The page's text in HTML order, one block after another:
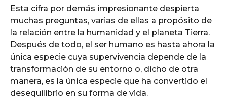
Esta cifra por demás impresionante despierta
muchas preguntas, varias de ellas a propósito de
la relación entre la humanidad y el planeta Tierra.
Después de todo, el ser humano es hasta ahora la
única especie cuya supervivencia depende de la
transformación de su entorno o, dicho de otra
manera, es la única especie que ha convertido el
desequilibrio en su forma de vida.